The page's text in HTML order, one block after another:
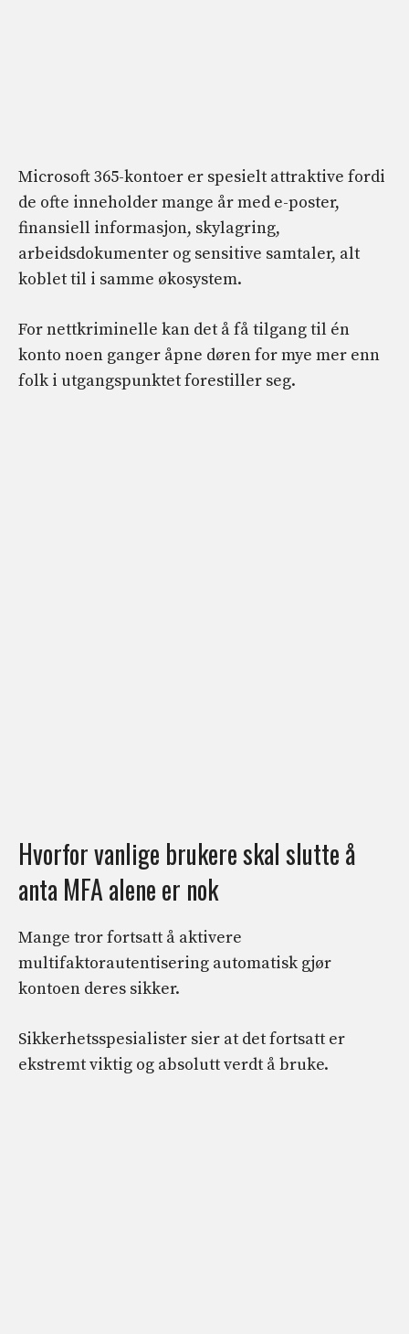
Microsoft 365-kontoer er spesielt attraktive fordi
de ofte inneholder mange år med e-poster,
finansiell informasjon, skylagring,
arbeidsdokumenter og sensitive samtaler, alt
koblet til i samme økosystem.
For nettkriminelle kan det å få tilgang til én
konto noen ganger åpne døren for mye mer enn
folk i utgangspunktet forestiller seg.
Hvorfor vanlige brukere skal slutte å
anta MFA alene er nok
Mange tror fortsatt å aktivere
multifaktorautentisering automatisk gjør
kontoen deres sikker.
Sikkerhetsspesialister sier at det fortsatt er
ekstremt viktig og absolutt verdt å bruke.